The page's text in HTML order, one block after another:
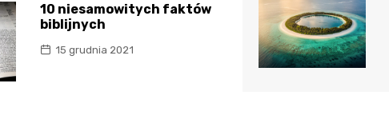
10 niesamowitych faktów
biblijnych
15 grudnia 2021